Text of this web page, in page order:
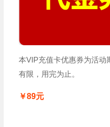
本VIP充值卡优惠券为活动
有限，用完为止。
￥89元